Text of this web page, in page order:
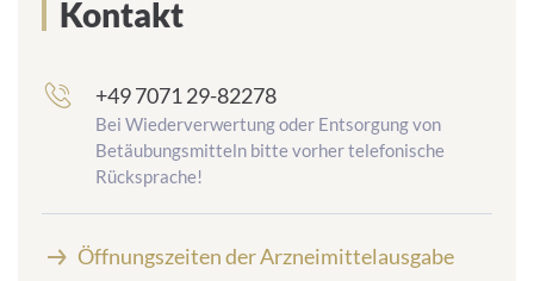
Kontakt
frontend.sr-
only_#
{element.icon}:
+49 7071 29-82278
Bei Wiederverwertung oder Entsorgung von
Betäubungsmitteln bitte vorher telefonische
Rücksprache!
Öffnungszeiten der Arzneimittelausgabe